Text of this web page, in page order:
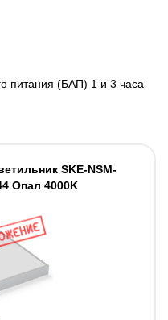
питания (БАП) 1 и 3 часа
SKE-NSM-
Опал 4000K